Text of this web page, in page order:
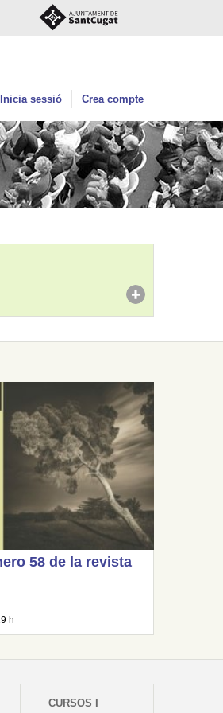
Inicia sessió Crea compte
58 de la revista
h
CURSOS I